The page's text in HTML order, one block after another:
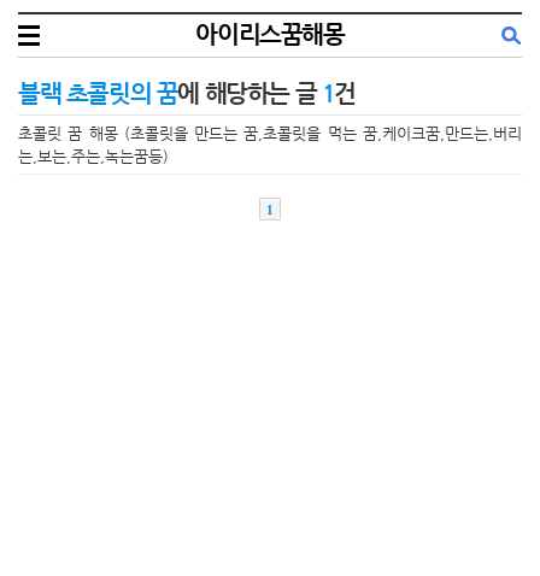
아이리스꿈해몽
블랙 초콜릿의 꿈에 해당하는 글 1건
초콜릿 꿈 해몽 (초콜릿을 만드는 꿈,초콜릿을 먹는 꿈,케이크꿈,만드는,버리
는,보는,주는,녹는꿈등)
1